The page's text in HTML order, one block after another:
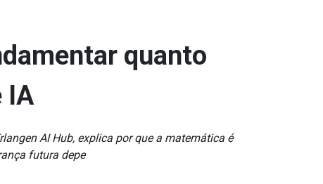
quanto
IA
AI Hub, explica por que a matemática é
futura depe